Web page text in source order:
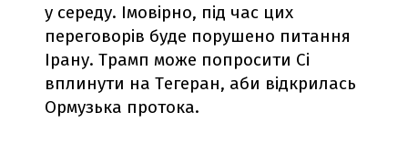
у середу. Імовірно, під час цих
переговорів буде порушено питання
Ірану. Трамп може попросити Сі
вплинути на Тегеран, аби відкрилась
Ормузька протока.